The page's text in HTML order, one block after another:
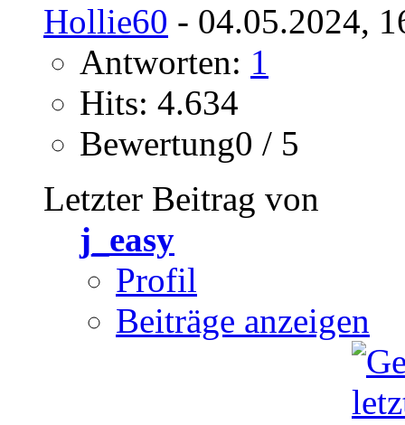
Hollie60 - 04.05.2024,
Antworten: 1
Hits: 4.634
Bewertung0 / 5
Letzter Beitrag von
j_easy
Profil
Beiträge anzeigen